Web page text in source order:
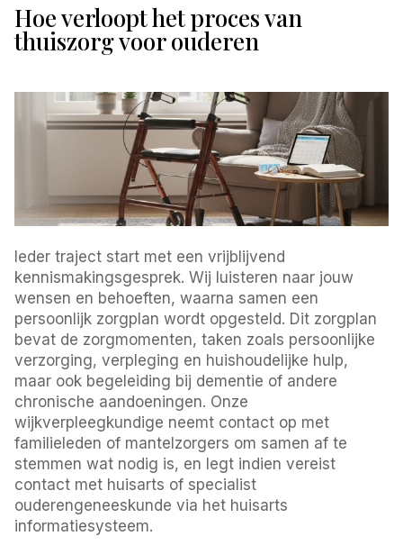
Hoe verloopt het proces van
thuiszorg voor ouderen
Ieder traject start met een vrijblijvend
kennismakingsgesprek. Wij luisteren naar jouw
wensen en behoeften, waarna samen een
persoonlijk zorgplan wordt opgesteld. Dit zorgplan
bevat de zorgmomenten, taken zoals persoonlijke
verzorging, verpleging en huishoudelijke hulp,
maar ook begeleiding bij dementie of andere
chronische aandoeningen. Onze
wijkverpleegkundige neemt contact op met
familieleden of mantelzorgers om samen af te
stemmen wat nodig is, en legt indien vereist
contact met huisarts of specialist
ouderengeneeskunde via het huisarts
informatiesysteem.